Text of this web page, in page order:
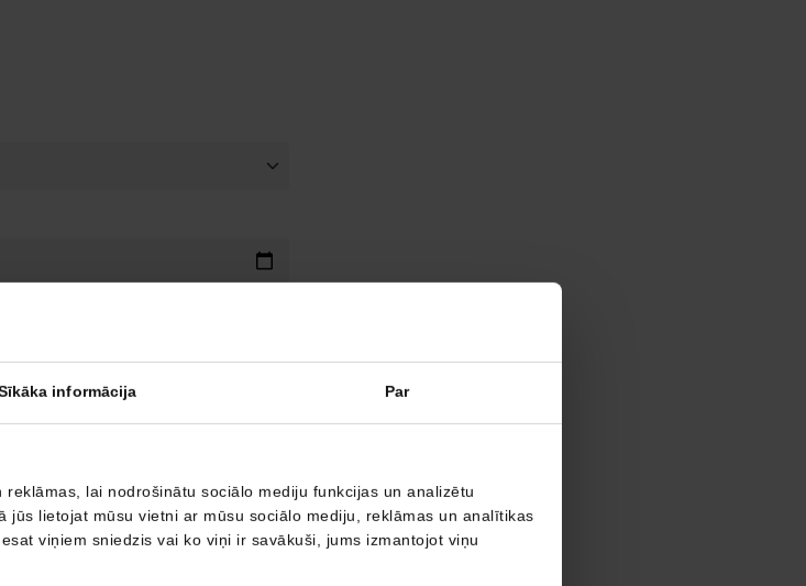
informācija Par
lai nodrošinātu sociālo mediju funkcijas un analizētu
lietojat mūsu vietni ar mūsu sociālo mediju, reklāmas un analītikas
viņiem sniedzis vai ko viņi ir savākuši, jums izmantojot viņu